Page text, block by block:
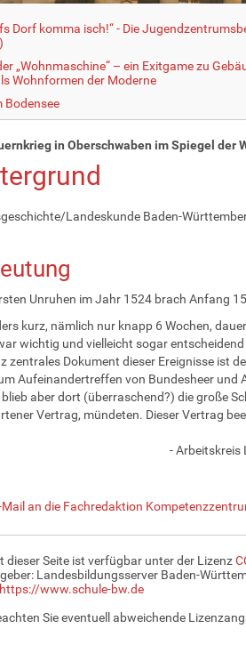
Dorf komma isch!“ - Die
„Wohnmaschine“ – ein Exitgame zu
Wohnformen der Moderne
Bodensee
in Oberschwaben im Spiegel der
Landeskunde Baden-
Unruhen im Jahr 1524 brach Anfang
kurz, nämlich nur knapp 6 Wochen,
wichtig und vielleicht sogar
zentrales Dokument dieser Ereignisse ist
Aufeinandertreffen von Bundesheer
blieb aber dort (überraschend?) die große
Vertrag, mündeten. Dieser Vertrag
- Arbeitskreis
Mail an die Fachredaktion
dieser Seite ist verfügbar unter der Lizenz
Landesbildungsserver Baden-
https://www.schule-bw.de
Sie eventuell abweichende